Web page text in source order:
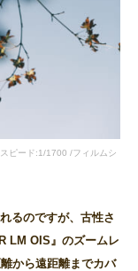
ピード:1/1700 /フィルムシ
るのですが、古性さ
LM OIS』のズームレ
から遠距離までカバ